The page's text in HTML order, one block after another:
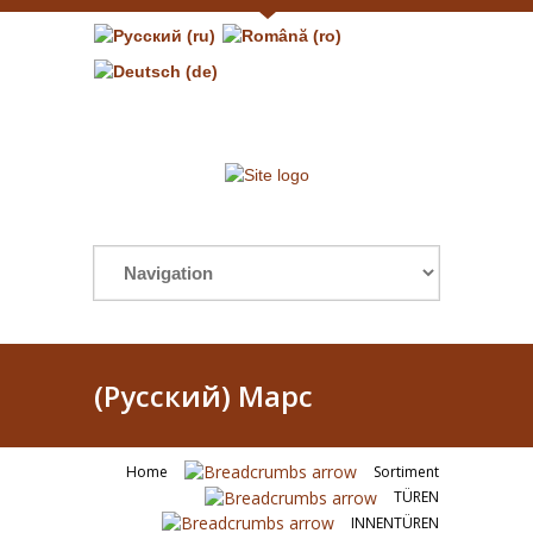
(Русский) Марс
Home
Sortiment
TÜREN
INNENTÜREN